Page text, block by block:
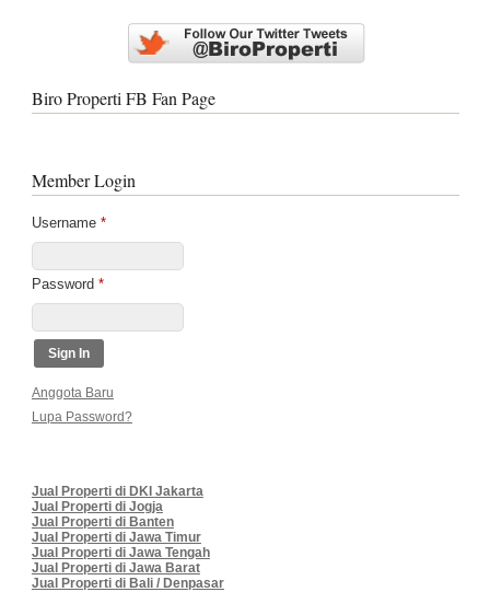
Biro Properti FB Fan Page
Member Login
Username *
Password *
Anggota Baru
Lupa Password?
Jual Properti di DKI Jakarta
Jual Properti di Jogja
Jual Properti di Banten
Jual Properti di Jawa Timur
Jual Properti di Jawa Tengah
Jual Properti di Jawa Barat
Jual Properti di Bali / Denpasar